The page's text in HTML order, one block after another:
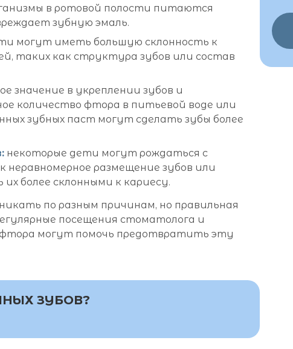
в ротовой полости питаются
зубную эмаль.
могут иметь большую склонность к
таких как структура зубов или состав
значение в укреплении зубов и
количество фтора в питьевой воде или
зубных паст могут сделать зубы более
некоторые дети могут рождаться с
размещение зубов или
более склонными к кариесу.
по разным причинам, но правильная
посещения стоматолога и
могут помочь предотвратить эту
ЗУБОВ?